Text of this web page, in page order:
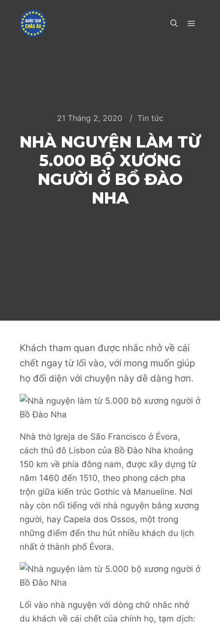
21 Tháng 2, 2020 Tin tức
NHÀ NGUYỆN LÀM TỪ
5.000 BỘ XƯƠNG
NGƯỜI Ở BỒ ĐÀO
NHA
Khách tham quan được nhắc nhở về cái
chết ngay từ lối vào, với mong muốn giúp
họ đối diện với chuyện này dễ dàng hơn.
Nhà thờ Igreja de São Francisco ở Évora,
cách thủ đô Lisbon của Bồ Đào Nha khoảng
150 km về phía đông nam, được xây dựng từ
năm 1460 đến 1510, theo phong cách pha
trộn giữa kiến trúc Gothic và Manueline. Nơi
này còn nổi tiếng với nhà nguyện bằng xương
người, hay Capela dos Ossos, một trong
những điểm đến thu hút nhiều khách du lịch
nhất ở thành phố Évora.
Lối vào nhà nguyện với dòng chữ nhắc nhở
du khách về cái chết của chính họ, tạm dịch: